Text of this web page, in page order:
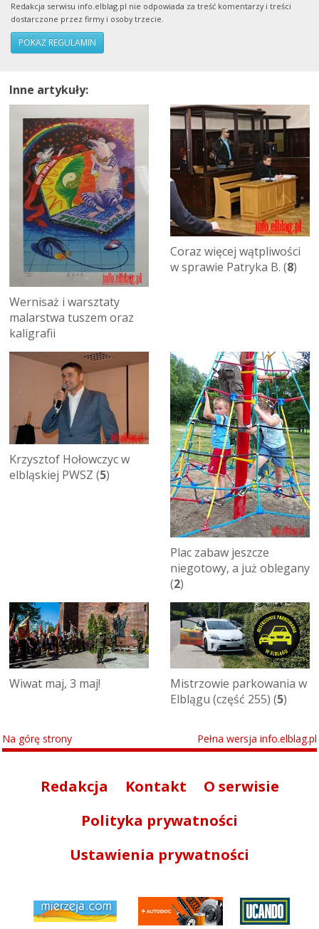
Redakcja serwisu info.elblag.pl nie odpowiada za treść komentarzy i treści
dostarczone przez firmy i osoby trzecie.
POKAŻ REGULAMIN
Inne artykuły:
Wernisaż i warsztaty
malarstwa tuszem oraz
kaligrafii
Coraz więcej wątpliwości
w sprawie Patryka B. (8)
Krzysztof Hołowczyc w
elbląskiej PWSZ (5)
Plac zabaw jeszcze
niegotowy, a już oblegany
(2)
Wiwat maj, 3 maj!
Mistrzowie parkowania w
Elblągu (część 255) (5)
Na górę strony Pełna wersja info.elblag.pl
Redakcja Kontakt
O serwisie
Polityka prywatności
Ustawienia prywatności